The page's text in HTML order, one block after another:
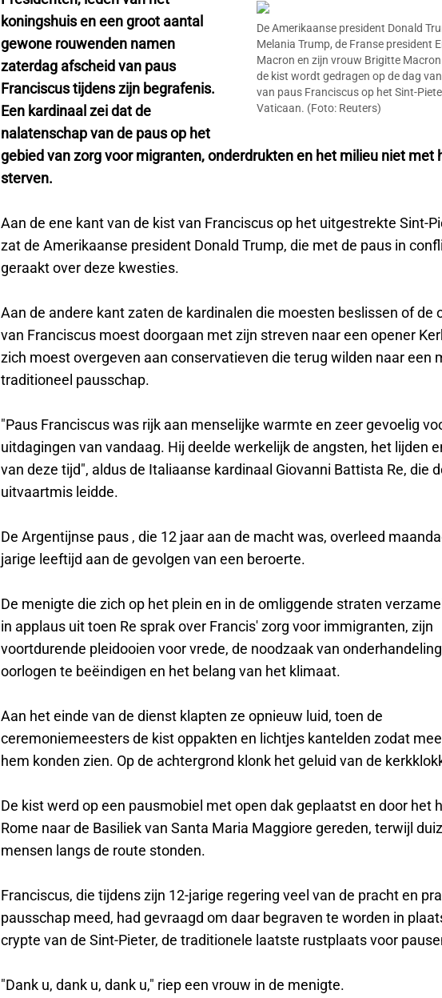
De Amerikaanse president Donald
Melania Trump, de Franse president
Macron en zijn vrouw Brigitte
de kist wordt gedragen op de dag
van paus Franciscus op het Sint-
Vaticaan. (Foto: Reuters)
koningshuis en een groot aantal
gewone rouwenden namen
zaterdag afscheid van paus
Franciscus tijdens zijn begrafenis.
Een kardinaal zei dat de
nalatenschap van de paus op het
gebied van zorg voor migranten, onderdrukten en het milieu niet met
sterven.
Aan de ene kant van de kist van Franciscus op het uitgestrekte Sint-
zat de Amerikaanse president Donald Trump, die met de paus in
geraakt over deze kwesties.
Aan de andere kant zaten de kardinalen die moesten beslissen of de
van Franciscus moest doorgaan met zijn streven naar een opener
zich moest overgeven aan conservatieven die terug wilden naar een
traditioneel pausschap.
"Paus Franciscus was rijk aan menselijke warmte en zeer gevoelig
uitdagingen van vandaag. Hij deelde werkelijk de angsten, het lijden
van deze tijd", aldus de Italiaanse kardinaal Giovanni Battista Re, die
uitvaartmis leidde.
De Argentijnse paus , die 12 jaar aan de macht was, overleed
jarige leeftijd aan de gevolgen van een beroerte.
De menigte die zich op het plein en in de omliggende straten
in applaus uit toen Re sprak over Francis' zorg voor immigranten, zijn
voortdurende pleidooien voor vrede, de noodzaak van
oorlogen te beëindigen en het belang van het klimaat.
Aan het einde van de dienst klapten ze opnieuw luid, toen de
ceremoniemeesters de kist oppakten en lichtjes kantelden zodat
hem konden zien. Op de achtergrond klonk het geluid van de
De kist werd op een pausmobiel met open dak geplaatst en door het
Rome naar de Basiliek van Santa Maria Maggiore gereden, terwijl
mensen langs de route stonden.
Franciscus, die tijdens zijn 12-jarige regering veel van de pracht en
pausschap meed, had gevraagd om daar begraven te worden in
crypte van de Sint-Pieter, de traditionele laatste rustplaats voor
"Dank u, dank u, dank u," riep een vrouw in de menigte.